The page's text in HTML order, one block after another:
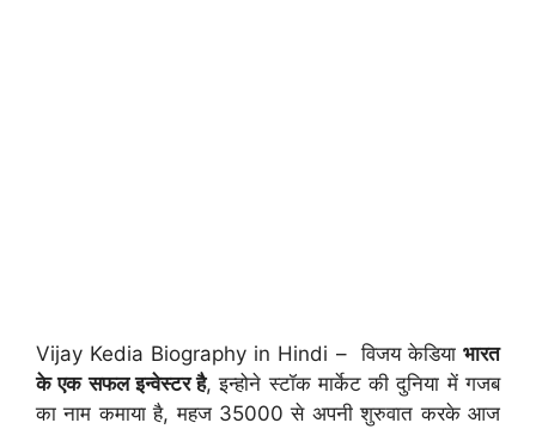
Vijay Kedia Biography in Hindi – विजय केडिया भारत
के एक सफल इन्वेस्टर है, इन्होने स्टॉक मार्केट की दुनिया में गजब
का नाम कमाया है, महज 35000 से अपनी शुरुवात करके आज